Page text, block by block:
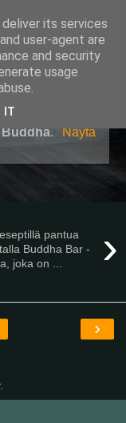
Buddha.
Näytä
›
pantua
Buddha Bar -
joka on ...
›
.
its services
user-agent are
and security
usage
IT